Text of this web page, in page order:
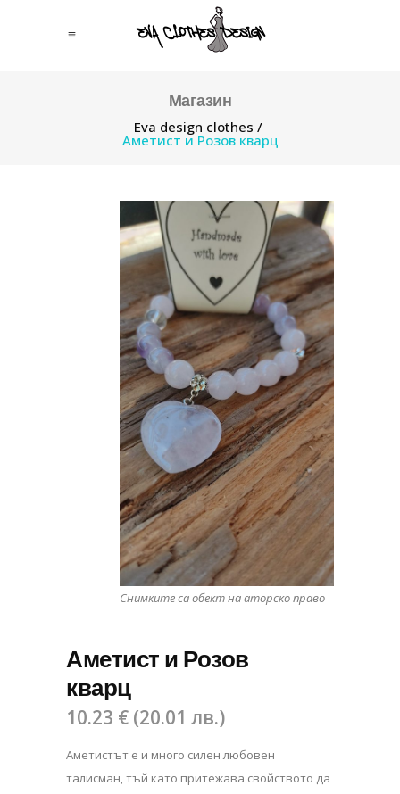
Магазин
Eva design clothes /
Аметист и Розов кварц
Снимките са обект на аторско право
Аметист и Розов
кварц
10.23 € (20.01 лв.)
Аметистът е и много силен любовен
талисман, тъй като притежава свойството да